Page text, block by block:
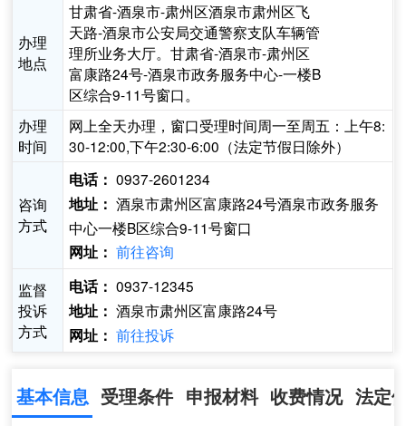
办理
地点
甘肃省-酒泉市-肃州区酒泉市肃州区飞
天路-酒泉市公安局交通警察支队车辆管
理所业务大厅。甘肃省-酒泉市-肃州区
富康路24号-酒泉市政务服务中心-一楼B
区综合9-11号窗口。
办理
时间
网上全天办理，窗口受理时间周一至周五：上午8:
30-12:00,下午2:30-6:00（法定节假日除外）
咨询
方式
电话： 0937-2601234
地址： 酒泉市肃州区富康路24号酒泉市政务服务
中心一楼B区综合9-11号窗口
网址： 前往咨询
监督
投诉
方式
电话： 0937-12345
地址： 酒泉市肃州区富康路24号
网址： 前往投诉
基本信息 受理条件 申报材料 收费情况 法定